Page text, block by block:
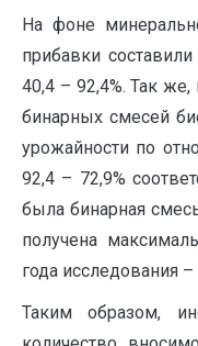
На фоне
прибавки
40,4 – 92,4%. Так
бинарных смесей
урожайности по
92,4 – 72,9%
была бинарная
получена
года исследования –
Таким образом,